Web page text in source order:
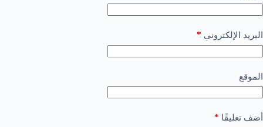
البريد الإلكتروني *
الموقع
أضف تعليقًا *